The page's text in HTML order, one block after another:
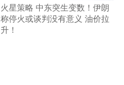
火星策略 中东突生变数！伊朗
称停火或谈判没有意义 油价拉
升！